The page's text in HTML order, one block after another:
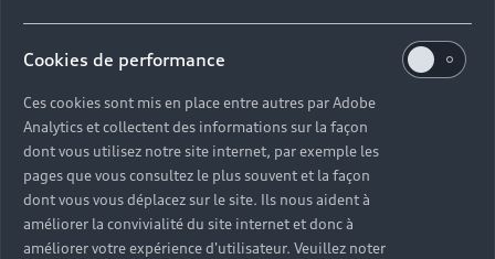
Cookies de performance
Ces cookies sont mis en place entre autres par Adobe
Analytics et collectent des informations sur la façon
dont vous utilisez notre site internet, par exemple les
pages que vous consultez le plus souvent et la façon
dont vous vous déplacez sur le site. Ils nous aident à
améliorer la convivialité du site internet et donc à
améliorer votre expérience d'utilisateur. Veuillez noter